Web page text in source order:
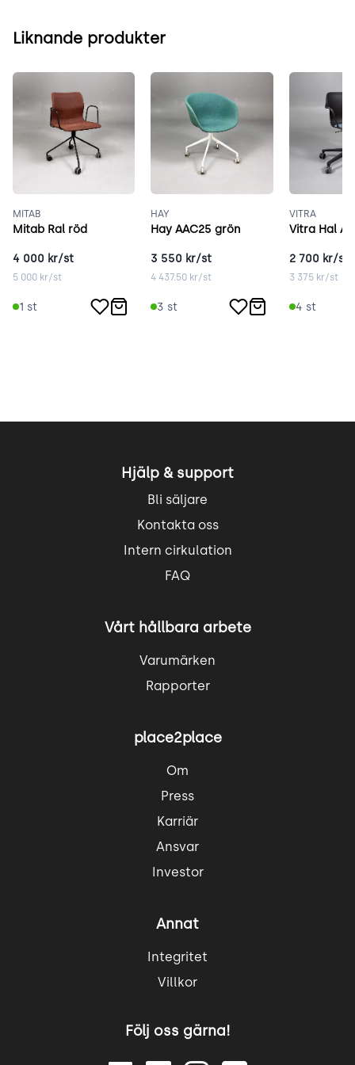
Liknande produkter
MITAB
Mitab Ral röd
4 000 kr/st
5 000 kr/st
1 st
HAY
Hay AAC25 grön
3 550 kr/st
4 437.50 kr/st
3 st
VITRA
Vitra Hal
2 700 kr/st
3 375kr/st
4 st
Hjälp & support
Bli säljare
Kontakta oss
Intern cirkulation
FAQ
Vårt hållbara arbete
Varumärken
Rapporter
place2place
Om
Press
Karriär
Ansvar
Investor
Annat
Integritet
Villkor
Följ oss gärna!